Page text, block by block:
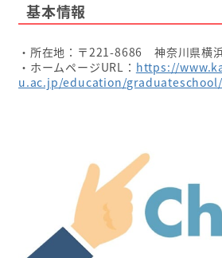
基本情報
・所在地：〒221-8686 神奈川県横
・ホームページURL： https://
u.ac.jp/education/